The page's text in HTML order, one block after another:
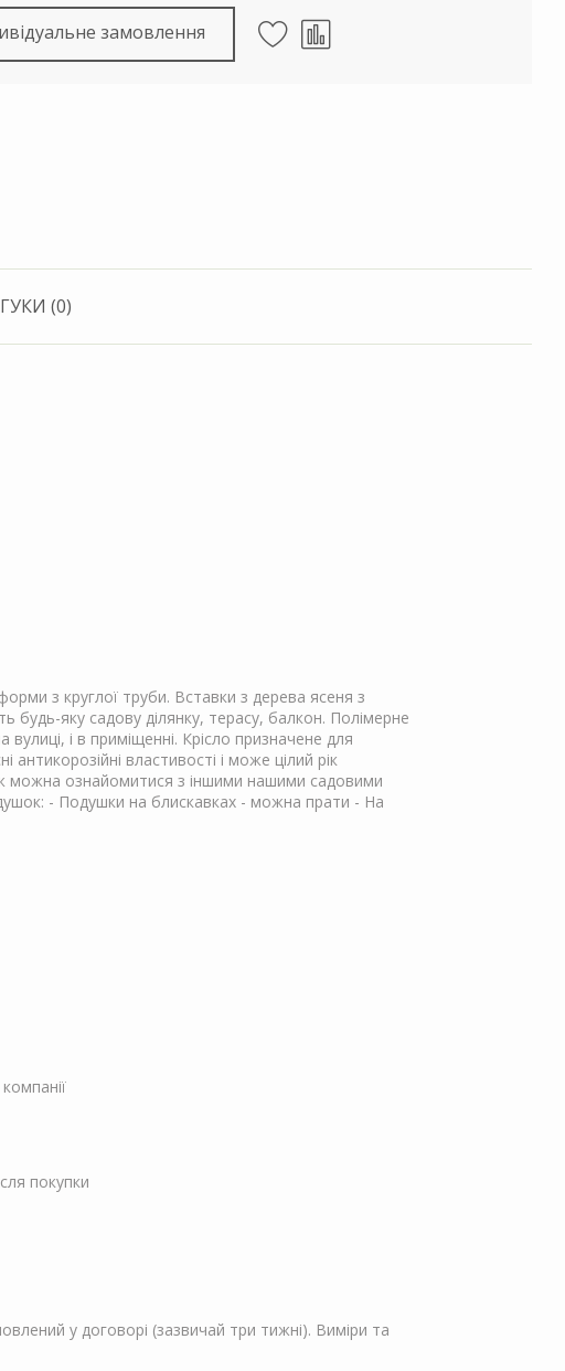
замовлення
(0)
з круглої труби. Вставки з дерева ясеня з
будь-яку садову ділянку, терасу, балкон. Полімерне
і в приміщенні. Крісло призначене для
властивості і може цілий рік
можна ознайомитися з іншими нашими садовими
- Подушки на блискавках - можна прати - На
покупки
у договорі (зазвичай три тижні). Виміри та